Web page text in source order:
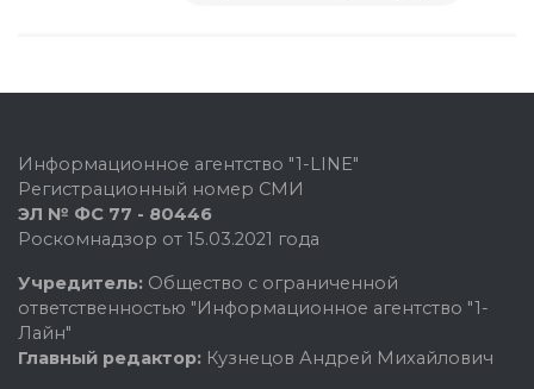
Информационное агентство "1-LINE"
Регистрационный номер СМИ
ЭЛ № ФС 77 - 80446
Роскомнадзор от 15.03.2021 года
Учредитель: Общество с ограниченной
ответственностью "Информационное агентство "1-
Лайн"
Главный редактор: Кузнецов Андрей Михайлович